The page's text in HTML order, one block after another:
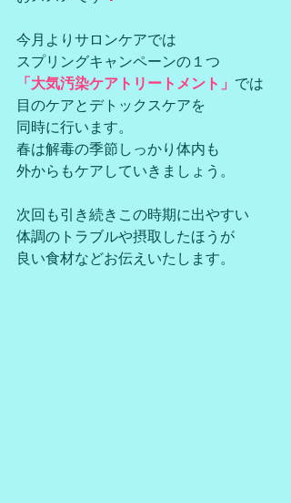
今月よりサロンケアでは
スプリングキャンペーンの１つ
「大気汚染ケアトリートメント」 では
目のケアとデトックスケアを
同時に行います。
春は解毒の季節しっかり体内も
外からもケアしていきましょう。
次回も引き続きこの時期に出やすい
体調のトラブルや摂取したほうが
良い食材などお伝えいたします。